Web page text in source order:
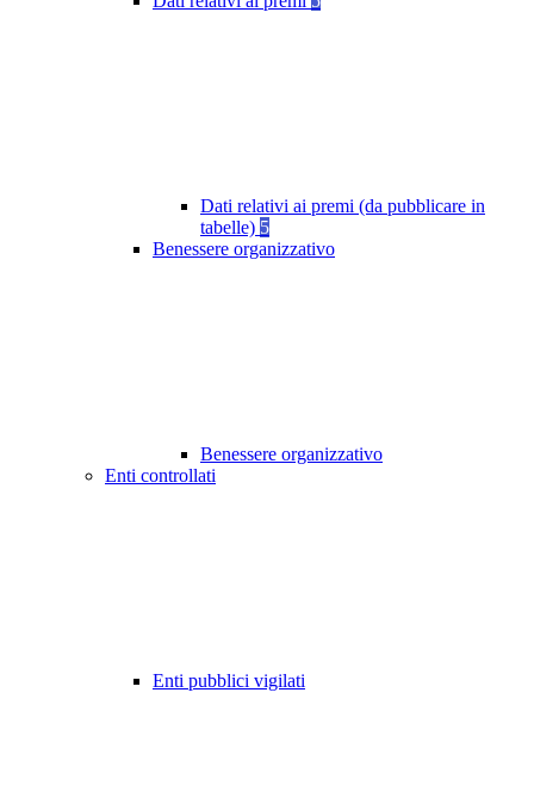
Dati relativi ai premi (da pubblicare in
tabelle) 5
Benessere organizzativo
Benessere organizzativo
Enti controllati
Enti pubblici vigilati